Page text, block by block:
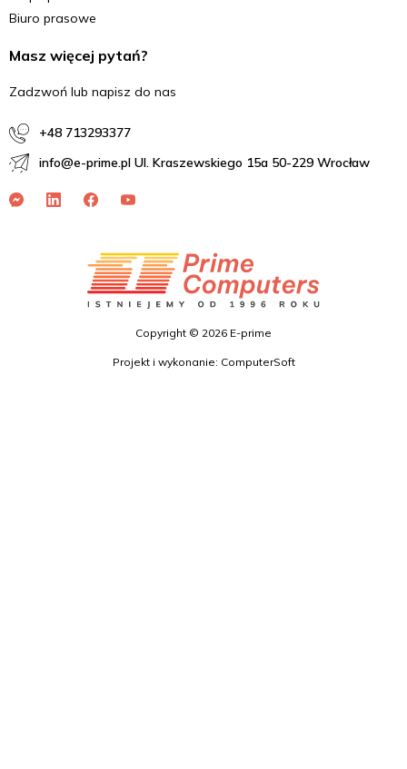
Biuro prasowe
Masz więcej pytań?
Zadzwoń lub napisz do nas
+48 713293377
info@e-prime.pl Ul. Kraszewskiego 15a 50-229 Wrocław
Copyright © 2026 E-prime
Projekt i wykonanie: ComputerSoft